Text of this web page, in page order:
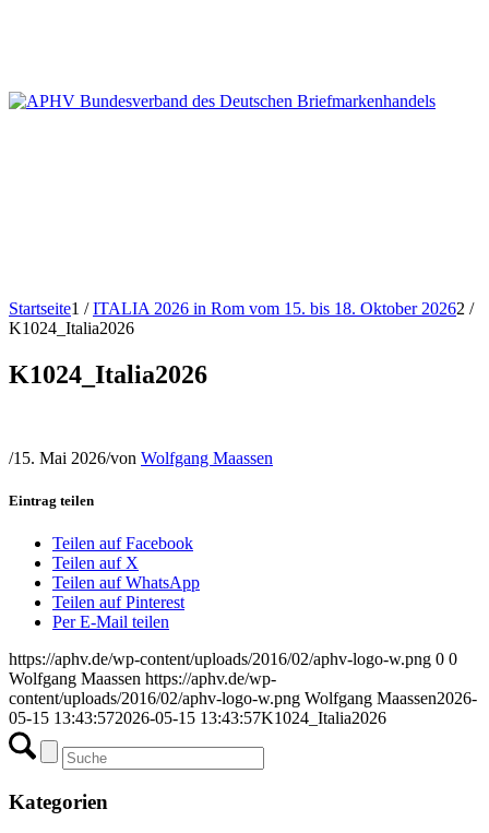
Startseite1 / ITALIA 2026 in Rom vom 15. bis 18. Oktober 20262 /
K1024_Italia2026
K1024_Italia2026
/15. Mai 2026/von Wolfgang Maassen
Eintrag teilen
Teilen auf Facebook
Teilen auf X
Teilen auf WhatsApp
Teilen auf Pinterest
Per E-Mail teilen
https://aphv.de/wp-content/uploads/2016/02/aphv-logo-w.png 0 0
Wolfgang Maassen https://aphv.de/wp-
content/uploads/2016/02/aphv-logo-w.png Wolfgang Maassen2026-
05-15 13:43:572026-05-15 13:43:57K1024_Italia2026
Kategorien